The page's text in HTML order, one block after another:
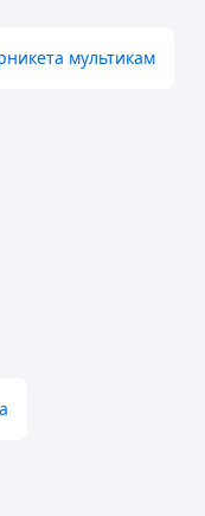
мультикам